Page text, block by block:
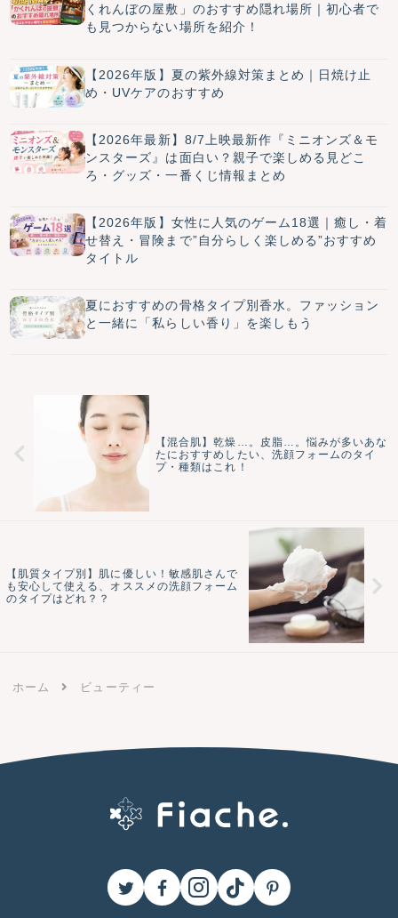
くれんぼの屋敷」のおすすめ隠れ場所｜初心者で
も見つからない場所を紹介！
【2026年版】夏の紫外線対策まとめ｜日焼け止
め・UVケアのおすすめ
【2026年最新】8/7上映最新作『ミニオンズ＆モ
ンスターズ』は面白い？親子で楽しめる見どこ
ろ・グッズ・一番くじ情報まとめ
【2026年版】女性に人気のゲーム18選｜癒し・着
せ替え・冒険まで”自分らしく楽しめる”おすすめ
タイトル
夏におすすめの骨格タイプ別香水。ファッション
と一緒に「私らしい香り」を楽しもう
【混合肌】乾燥…。皮脂…。悩みが多いあな
たにおすすめしたい、洗顔フォームのタイ
プ・種類はこれ！
【肌質タイプ別】肌に優しい！敏感肌さんで
も安心して使える、オススメの洗顔フォーム
のタイプはどれ？？
ホーム ビューティー